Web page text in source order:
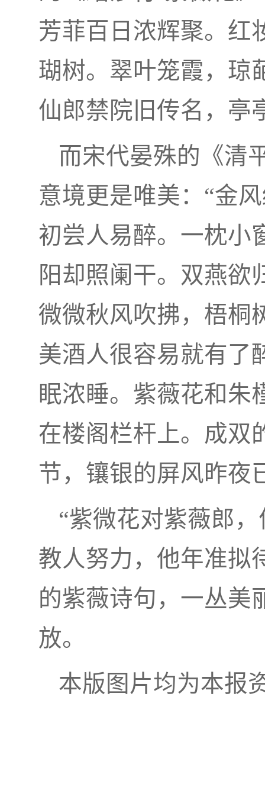
芳菲百日浓辉聚。红
瑚树。翠叶笼霞，琼
仙郎禁院旧传名，亭
而宋代晏殊的《清
意境更是唯美：“金
初尝人易醉。一枕小
阳却照阑干。双燕欲
微微秋风吹拂，梧桐
美酒人很容易就有了
眠浓睡。紫薇花和朱
在楼阁栏杆上。成双
节，镶银的屏风昨夜
“紫微花对紫薇郎
教人努力，他年准拟
的紫薇诗句，一丛美
放。
本版图片均为本报